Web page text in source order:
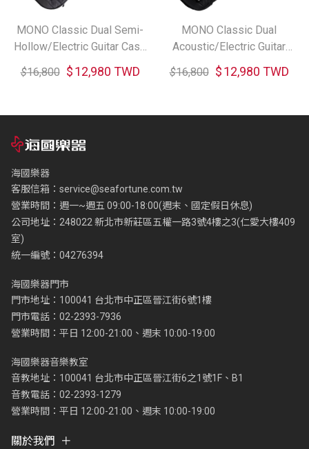
MONO Classic Dual Semi-
Hollow/Electric Guitar Case
雙吉他袋
$16,800 $12,980 TWD
MONO Classic Dual
Acoustic/Electric Guitar
Case 雙吉他袋
$16,800 $12,980 TWD
海國樂器
客服信箱： service@seafortune.com.tw
營業時間：週一~週五 09:00-18:00(週末、國定假日休息)
公司地址：248022 新北市新莊區五權一路3號4樓之3(仁愛大樓409
室)
統一編號：04276394
海國樂器門市
門市地址：100041 台北市中正區晉江街6號1樓
門市電話：02-2393-7936
營業時間：平日 12:00-21:00、週末 10:00-19:00
海國樂器音樂教室
音教地址：100041 台北市中正區晉江街6之1號1F、B1
音教電話：02-2393-1279
營業時間：平日 12:00-21:00、週末 10:00-19:00
關於我們